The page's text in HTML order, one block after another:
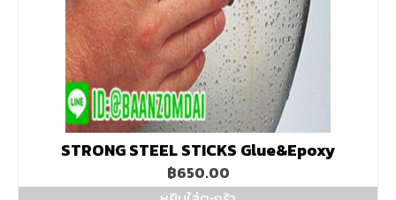
STRONG STEEL STICKS Glue&Epoxy
฿650.00